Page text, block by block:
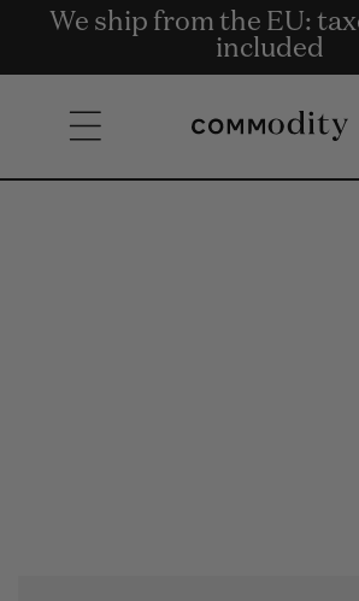
Skip to content
Bezpłatna dostawa przy
o wartości co
We ship from the EU:
included
Get rewards for